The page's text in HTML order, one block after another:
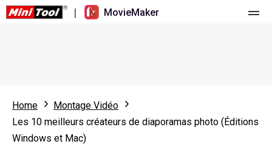
| MovieMaker
Nouveautés
Ressources
Home
Montage Vidéo
Les 10 meilleurs créateurs de diaporamas photo (Éditions
Windows et Mac)